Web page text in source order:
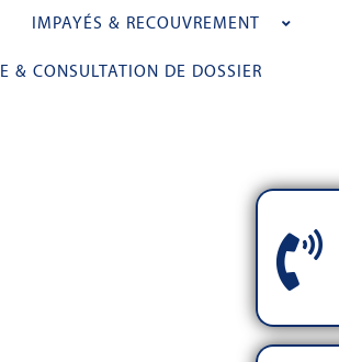
IMPAYÉS & RECOUVREMENT
& CONSULTATION DE DOSSIER